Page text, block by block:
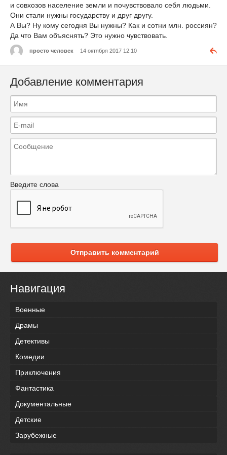
и совхозов население земли и почувствовало себя людьми.
Они стали нужны государству и друг другу.
А Вы? Ну кому сегодня Вы нужны? Как и сотни млн. россиян?
Да что Вам объяснять? Это нужно чувствовать.
просто человек 14 октября 2017 12:10
Добавление комментария
Введите слова
Отправить комментарий
Навигация
Военные
Драмы
Детективы
Комедии
Приключения
Фантастика
Документальные
Детские
Зарубежные